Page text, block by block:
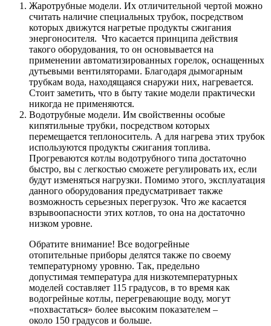
Жаротрубные модели. Их отличительной чертой можно
считать наличие специальных трубок, посредством
которых движутся нагретые продукты сжигания
энергоносителя. Что касается принципа действия
такого оборудования, то он основывается на
применении автоматизированных горелок, оснащенных
дутьевыми вентиляторами. Благодаря дымогарным
трубкам вода, находящаяся снаружи них, нагревается.
Стоит заметить, что в быту такие модели практически
никогда не применяются.
Водотрубные модели. Им свойственны особые
кипятильные трубки, посредством которых
перемещается теплоноситель. А для нагрева этих трубок
используются продукты сжигания топлива.
Прогреваются котлы водотрубного типа достаточно
быстро, вы с легкостью сможете регулировать их, если
будут изменяться нагрузки. Помимо этого, эксплуатация
данного оборудования предусматривает также
возможность серьезных перегрузок. Что же касается
взрывоопасности этих котлов, то она на достаточно
низком уровне.
Обратите внимание! Все водогрейные
отопительные приборы делятся также по своему
температурному уровню. Так, предельно
допустимая температура для низкотемпературных
моделей составляет 115 градусов, в то время как
водогрейные котлы, перегревающие воду, могут
«похвастаться» более высоким показателем –
около 150 градусов и больше.